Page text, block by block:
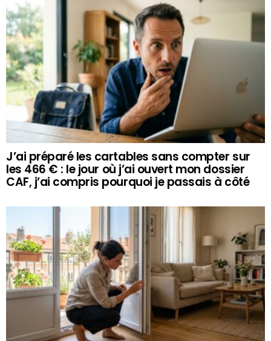
J’ai préparé les cartables sans compter sur
les 466 € : le jour où j’ai ouvert mon dossier
CAF, j’ai compris pourquoi je passais à côté